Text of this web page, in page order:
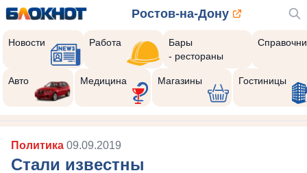
Ростов-на-Дону
Новости Работа
Бары
- рестораны
Авто Медицина Магазины Гостиницы
Политика 09.09.2019
Стали известны